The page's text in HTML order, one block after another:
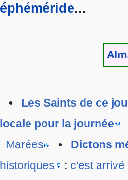
éphéméride...
• Les Saints de ce
locale pour la journée
Marées
•
Dictons
historiques
: c'est arrivé